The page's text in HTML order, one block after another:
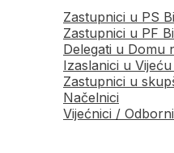
Zastupnici u PS
Zastupnici u PF
Delegati u Domu
Izaslanici u
Zastupnici u
Načelnici
Vijećnici /